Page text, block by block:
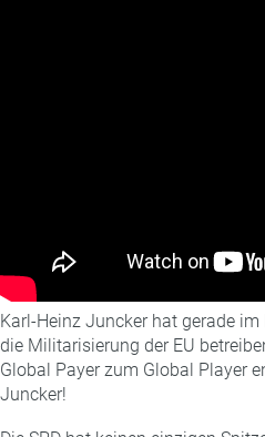
Karl-Heinz Juncker hat gerade
die Militarisierung der EU
Global Payer zum Global Player
Juncker!